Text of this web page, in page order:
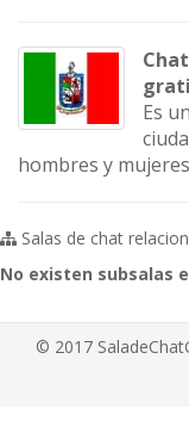
Es
hombres y
Salas de chat
No existen subsalas
© 2017